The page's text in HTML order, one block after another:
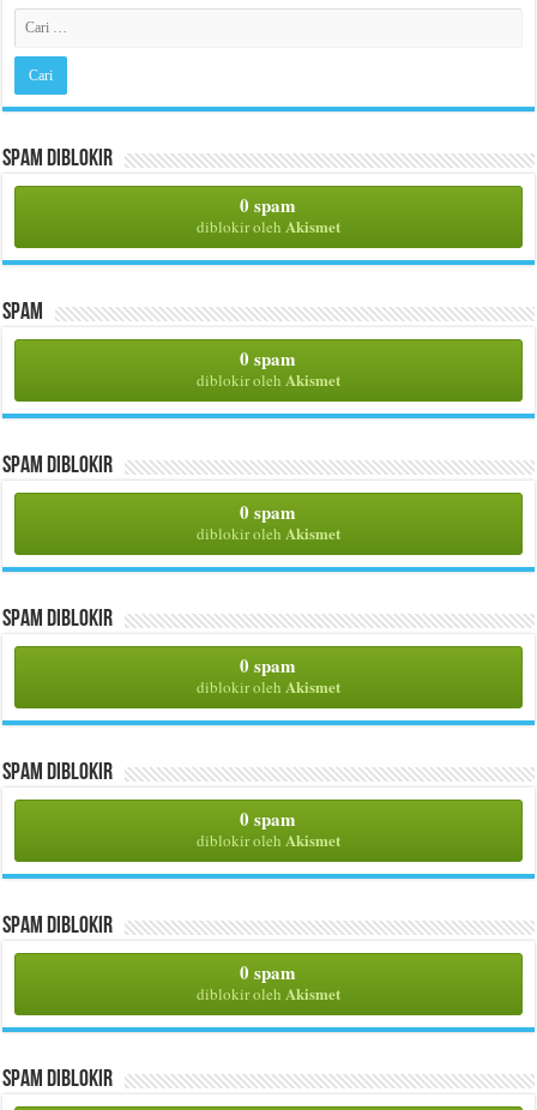
Spam Diblokir
0 spam
diblokir oleh Akismet
Spam
0 spam
diblokir oleh Akismet
Spam Diblokir
0 spam
diblokir oleh Akismet
Spam Diblokir
0 spam
diblokir oleh Akismet
Spam Diblokir
0 spam
diblokir oleh Akismet
Spam Diblokir
0 spam
diblokir oleh Akismet
Spam Diblokir